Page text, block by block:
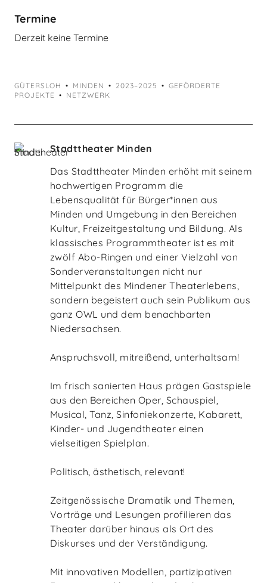
Termine
Derzeit keine Termine
GÜTERSLOH MINDEN 2023–2025
GEFÖRDERTE
PROJEKTE
NETZWERK
Stadttheater Minden
Das Stadttheater Minden erhöht mit seinem
hochwertigen Programm die
Lebensqualität für Bürger*innen aus
Minden und Umgebung in den Bereichen
Kultur, Freizeitgestaltung und Bildung. Als
klassisches Programmtheater ist es mit
zwölf Abo-Ringen und einer Vielzahl von
Sonderveranstaltungen nicht nur
Mittelpunkt des Mindener Theaterlebens,
sondern begeistert auch sein Publikum aus
ganz OWL und dem benachbarten
Niedersachsen.
Anspruchsvoll, mitreißend, unterhaltsam!
Im frisch sanierten Haus prägen Gastspiele
aus den Bereichen Oper, Schauspiel,
Musical, Tanz, Sinfoniekonzerte, Kabarett,
Kinder- und Jugendtheater einen
vielseitigen Spielplan.
Politisch, ästhetisch, relevant!
Zeitgenössische Dramatik und Themen,
Vorträge und Lesungen profilieren das
Theater darüber hinaus als Ort des
Diskurses und der Verständigung.
Mit innovativen Modellen, partizipativen